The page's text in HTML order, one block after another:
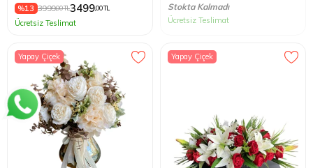
%13 3999,00 TL3499,00 TL
Ücretsiz Teslimat
Stokta Kalmadı
Ücretsiz Teslimat
Yapay Çiçek Yapay Çiçek